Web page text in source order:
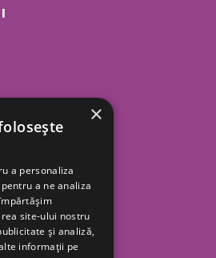
×
a personaliza
a ne analiza
site-ului nostru
și analiză,
informații pe